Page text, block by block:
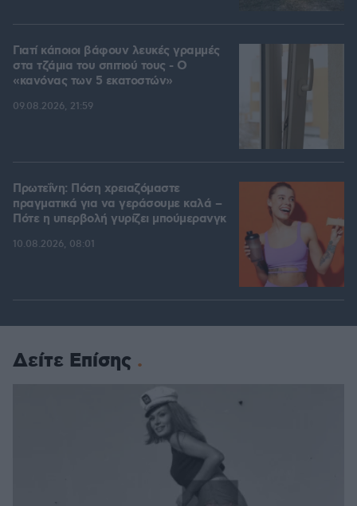
Γιατί κάποιοι βάφουν λευκές γραμμές
στα τζάμια του σπιτιού τους - Ο
«κανόνας των 5 εκατοστών»
09.08.2026, 21:59
Πρωτεΐνη: Πόση χρειαζόμαστε
πραγματικά για να γεράσουμε καλά –
Πότε η υπερβολή γυρίζει μπούμερανγκ
10.08.2026, 08:01
Δείτε Επίσης